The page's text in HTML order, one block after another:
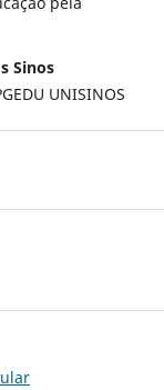
Sinos
UNISINOS